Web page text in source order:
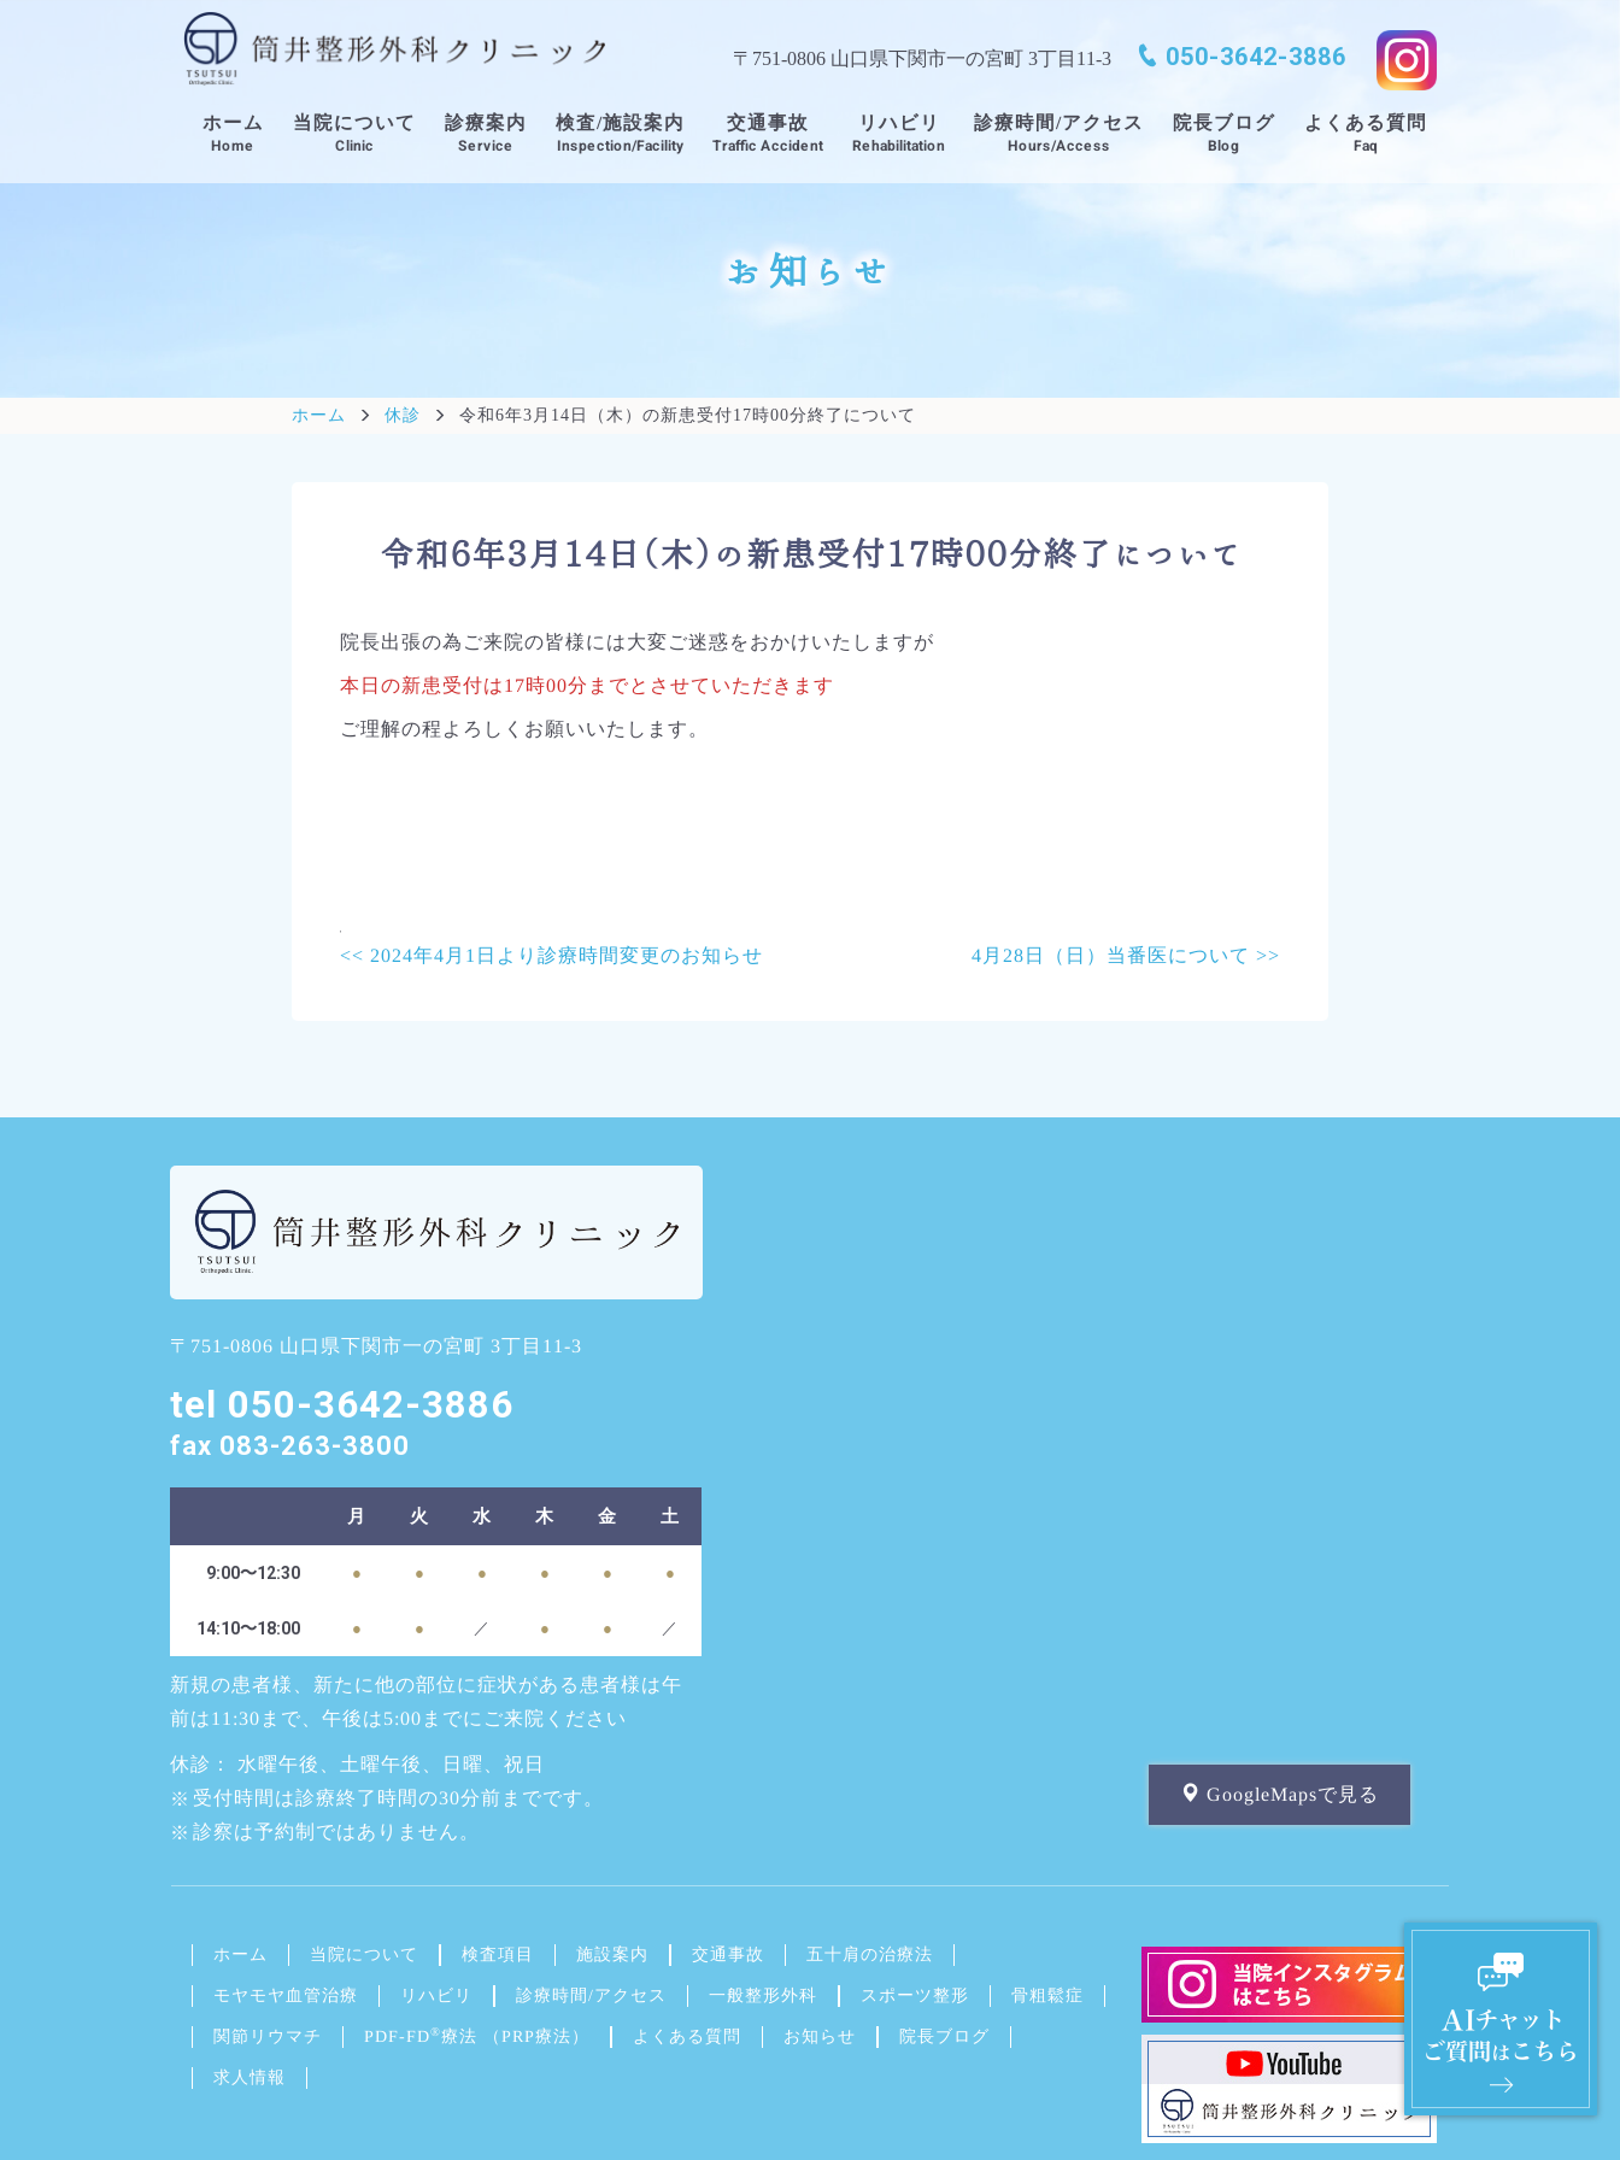
〒751-0806 山口県下関市一の宮町 3丁目11-3 050-3642-3886
ホーム
Home
当院について
Clinic
診療案内
Service
検査/施設案内
Inspection/Facility
交通事故
Traffic Accident
リハビリ
Rehabilitation
診療時間/アクセス
Hours/Access
院長ブログ
Blog
よくある質問
Faq
お知らせ
ホーム 休診 令和6年3月14日（木）の新患受付17時00分終了について
令和6年3月14日（木）の新患受付17時00分終了について
院長出張の為ご来院の皆様には大変ご迷惑をおかけいたしますが
本日の新患受付は17時00分までとさせていただきます
ご理解の程よろしくお願いいたします。
前
後
ン
<< 2024年4月1日より診療時間変更のお知らせ 4月28日（日）当番医について >>
〒751-0806 山口県下関市一の宮町 3丁目11-3
tel 050-3642-3886
fax 083-263-3800
月 火 水 木 金 土
9:00～12:30 ● ● ● ● ● ●
14:10〜18:00 ● ● ／ ● ● ／
新規の患者様、新たに他の部位に症状がある患者様は午
前は11:30まで、午後は5:00までにご来院ください
休診： 水曜午後、土曜午後、日曜、祝日
受付時間は診療終了時間の30分前までです。
診察は予約制ではありません。
GoogleMapsで見る
ホーム 当院について 検査項目 施設案内 交通事故 五十肩の治療法
モヤモヤ血管治療 リハビリ 診療時間/アクセス 一般整形外科 スポーツ整形 骨粗鬆症
関節リウマチ PDF-FD®療法 （PRP療法） よくある質問 お知らせ 院長ブログ
求人情報